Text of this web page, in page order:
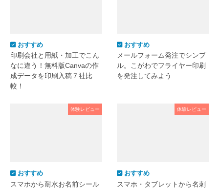
おすすめ
印刷会社と用紙・加工でこん
なに違う！無料版Canvaの作
成データを印刷入稿７社比
較！
おすすめ
メールフォーム発注でシンプ
ル。こがわでフライヤー印刷
を発注してみよう
体験レビュー
おすすめ
スマホから耐水お名前シール
体験レビュー
おすすめ
スマホ・タブレットから名刺